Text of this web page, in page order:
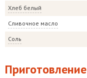
Хлеб белый
Сливочное масло
Соль
Приготовление